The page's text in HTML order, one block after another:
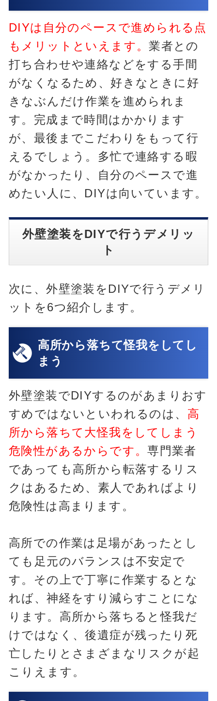
DIYは自分のペースで進められる点
もメリットといえます。業者との
打ち合わせや連絡などをする手間
がなくなるため、好きなときに好
きなぶんだけ作業を進められま
す。完成まで時間はかかります
が、最後までこだわりをもって行
えるでしょう。多忙で連絡する暇
がなかったり、自分のペースで進
めたい人に、DIYは向いています。
外壁塗装をDIYで行うデメリッ
ト
次に、外壁塗装をDIYで行うデメリ
ットを6つ紹介します。
高所から落ちて怪我をしてし
まう
外壁塗装でDIYするのがあまりおす
すめではないといわれるのは、 高
所から落ちて大怪我をしてしまう
危険性があるからです。専門業者
であっても高所から転落するリス
クはあるため、素人であればより
危険性は高まります。
高所での作業は足場があったとし
ても足元のバランスは不安定で
す。その上で丁寧に作業するとな
れば、神経をすり減らすことにな
ります。高所から落ちると怪我だ
けではなく、後遺症が残ったり死
亡したりとさまざまなリスクが起
こりえます。